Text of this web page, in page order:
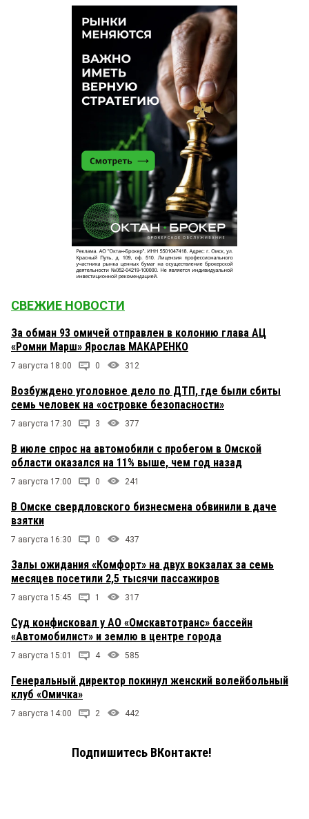
СВЕЖИЕ НОВОСТИ
За обман 93 омичей отправлен в колонию глава АЦ
«Ромни Марш» Ярослав МАКАРЕНКО
7 августа 18:00 0 312
Возбуждено уголовное дело по ДТП, где были сбиты
семь человек на «островке безопасности»
7 августа 17:30 3 377
В июле спрос на автомобили с пробегом в Омской
области оказался на 11% выше, чем год назад
7 августа 17:00 0 241
В Омске свердловского бизнесмена обвинили в даче
взятки
7 августа 16:30 0 437
Залы ожидания «Комфорт» на двух вокзалах за семь
месяцев посетили 2,5 тысячи пассажиров
7 августа 15:45 1 317
Суд конфисковал у АО «Омскавтотранс» бассейн
«Автомобилист» и землю в центре города
7 августа 15:01 4 585
Генеральный директор покинул женский волейбольный
клуб «Омичка»
7 августа 14:00 2 442
Подпишитесь ВКонтакте!